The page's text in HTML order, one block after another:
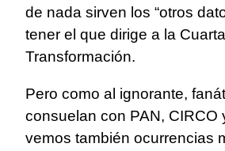
de nada sirven los “otros
tener el que dirige a la Cuarta
Transformación.
Pero como al ignorante,
consuelan con PAN, CIRCO
vemos también ocurrencias